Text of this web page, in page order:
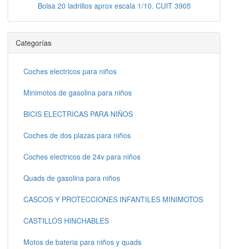
Bolsa 20 ladrillos aprox escala 1/10. CUIT 3905
Categorías
Coches electricos para niños
Minimotos de gasolina para niños
BICIS ELECTRICAS PARA NIÑOS
Coches de dos plazas para niños
Coches electricos de 24v para niños
Quads de gasolina para niños
CASCOS Y PROTECCIONES INFANTILES MINIMOTOS
CASTILLOS HINCHABLES
Motos de bateria para niños y quads